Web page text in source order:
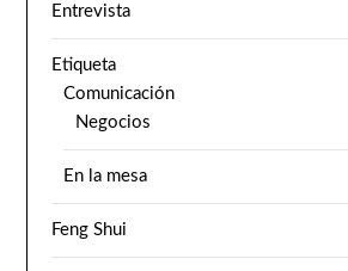
Entrevista
Etiqueta
Comunicación
Negocios
En la mesa
Feng Shui